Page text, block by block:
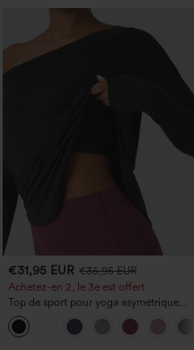
€31,95 EUR €35,95 EUR
Achetez-en 2, le 3e est offert
Top de sport pour yoga asymétrique
(une épaule) à manches longues avec
ouverture pour le pouce, ourlet arrondi
haut-bas, séchage rapide, soutien-gorge